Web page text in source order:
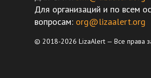
Для организаций и по всем
вопросам: org@lizaalert.org
© 2018-2026 LizaAlert — Все права